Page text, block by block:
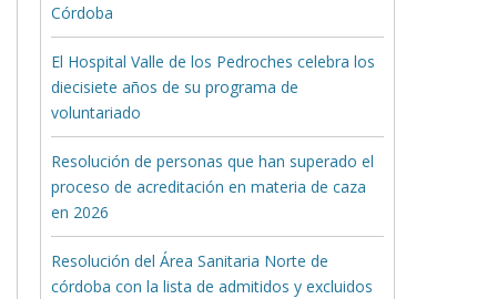
Córdoba
El Hospital Valle de los Pedroches celebra los
diecisiete años de su programa de
voluntariado
Resolución de personas que han superado el
proceso de acreditación en materia de caza
en 2026
Resolución del Área Sanitaria Norte de
córdoba con la lista de admitidos y excluidos